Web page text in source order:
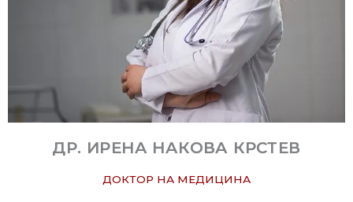
ДР. ИРЕНА НАКОВА КРСТЕВ
ДОКТОР НА МЕДИЦИНА